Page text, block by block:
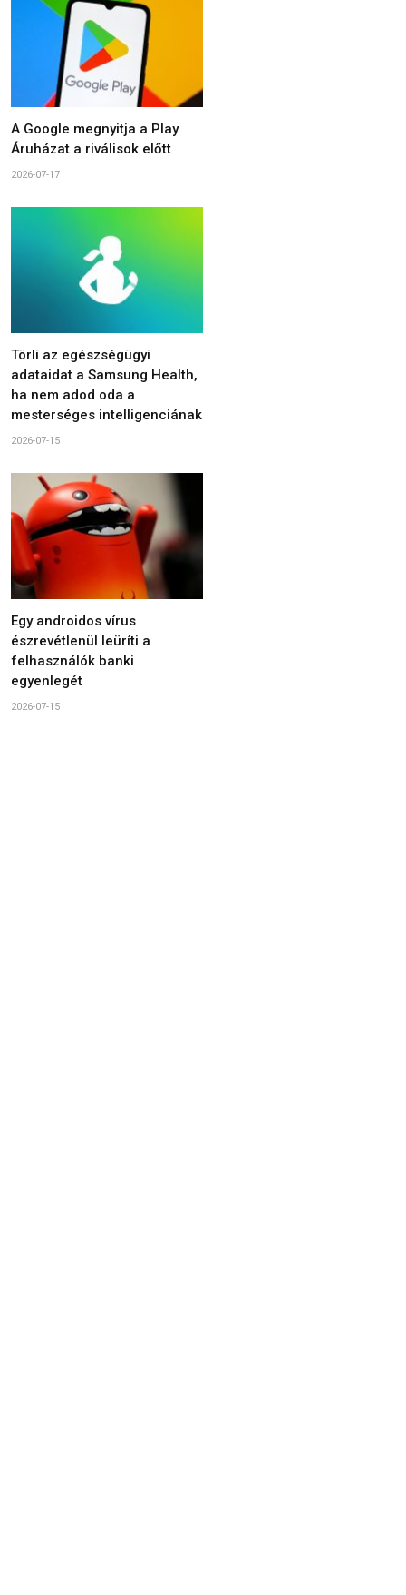
A Google megnyitja a Play
Áruházat a riválisok előtt
2026-07-17
Törli az egészségügyi
adataidat a Samsung Health,
ha nem adod oda a
mesterséges intelligenciának
2026-07-15
Egy androidos vírus
észrevétlenül leüríti a
felhasználók banki
egyenlegét
2026-07-15